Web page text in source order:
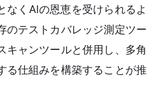
なくAIの恩恵を受けられるよ
のテストカバレッジ測定ツー
キャンツールと併用し、多角
る仕組みを構築することが推